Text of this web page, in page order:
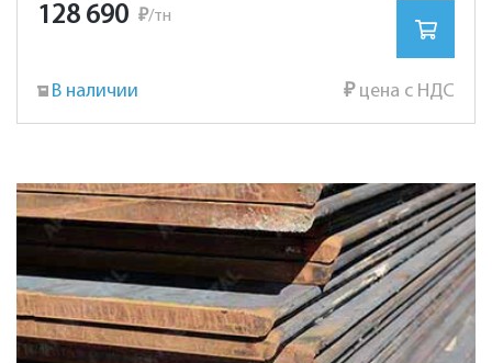
128 690 ₽/тн
В наличии ₽цена с НДС